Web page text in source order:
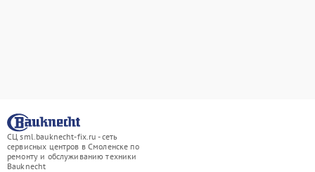
СЦ sml.bauknecht-fix.ru - сеть
сервисных центров в Смоленске по
ремонту и обслуживанию техники
Bauknecht